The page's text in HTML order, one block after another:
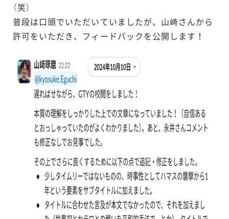
（笑）
普段は口頭でいただいていましたが、山﨑さんから
許可をいただき、フィードバックを公開します！